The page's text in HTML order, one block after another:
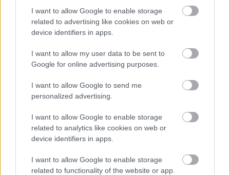
I want to allow Google to enable storage
related to advertising like cookies on web or
device identifiers in apps.
I want to allow my user data to be sent to
Google for online advertising purposes.
I want to allow Google to send me
personalized advertising.
I want to allow Google to enable storage
related to analytics like cookies on web or
device identifiers in apps.
I want to allow Google to enable storage
related to functionality of the website or app.
EZEKET IS AJÁNLJUK
FORMA-1
Verstappen megszerzéséért
FORMA-1
Sergio Perez válthatja Carlos